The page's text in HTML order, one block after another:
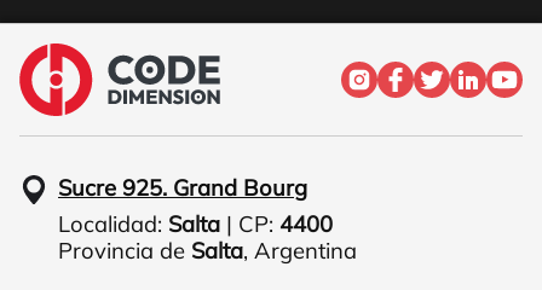
Sucre 925. Grand Bourg
Localidad: Salta | CP: 4400
Provincia de Salta, Argentina